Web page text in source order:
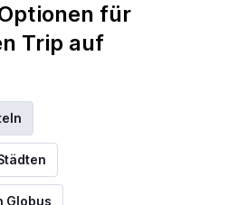
für
Trip auf
Globus